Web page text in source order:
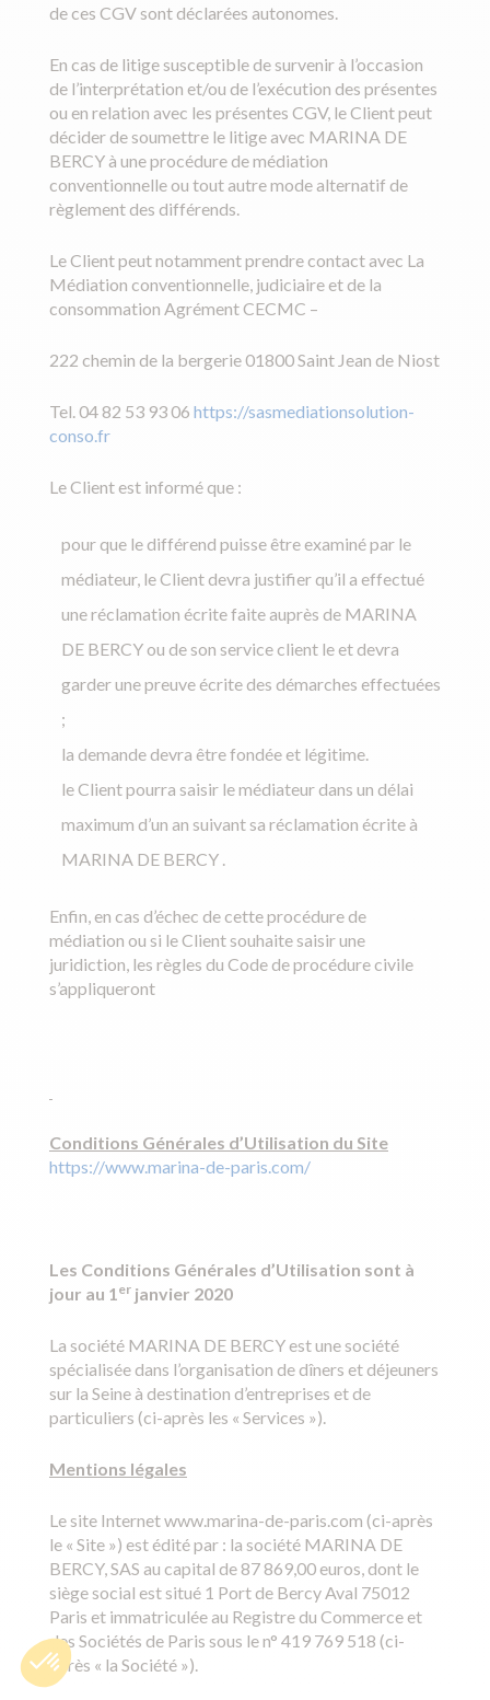
de ces CGV sont déclarées autonomes.
En cas de litige susceptible de survenir à l’occasion
de l’interprétation et/ou de l’exécution des présentes
ou en relation avec les présentes CGV, le Client peut
décider de soumettre le litige avec MARINA DE
BERCY à une procédure de médiation
conventionnelle ou tout autre mode alternatif de
règlement des différends.
Le Client peut notamment prendre contact avec La
Médiation conventionnelle, judiciaire et de la
consommation Agrément CECMC –
222 chemin de la bergerie 01800 Saint Jean de Niost
Tel. 04 82 53 93 06 https://sasmediationsolution-
conso.fr
Le Client est informé que :
pour que le différend puisse être examiné par le
médiateur, le Client devra justifier qu’il a effectué
une réclamation écrite faite auprès de MARINA
DE BERCY ou de son service client le et devra
garder une preuve écrite des démarches effectuées
;
la demande devra être fondée et légitime.
le Client pourra saisir le médiateur dans un délai
maximum d’un an suivant sa réclamation écrite à
MARINA DE BERCY .
Enfin, en cas d’échec de cette procédure de
médiation ou si le Client souhaite saisir une
juridiction, les règles du Code de procédure civile
s’appliqueront
Conditions Générales d’Utilisation du Site
https://www.marina-de-paris.com/
Les Conditions Générales d’Utilisation sont à
jour au 1er janvier 2020
La société MARINA DE BERCY est une société
spécialisée dans l’organisation de dîners et déjeuners
sur la Seine à destination d’entreprises et de
particuliers (ci-après les « Services »).
Mentions légales
Le site Internet www.marina-de-paris.com (ci-après
le « Site ») est édité par : la société MARINA DE
BERCY, SAS au capital de 87 869,00 euros, dont le
siège social est situé 1 Port de Bercy Aval 75012
Paris et immatriculée au Registre du Commerce et
des Sociétés de Paris sous le n° 419 769 518 (ci-
après « la Société »).